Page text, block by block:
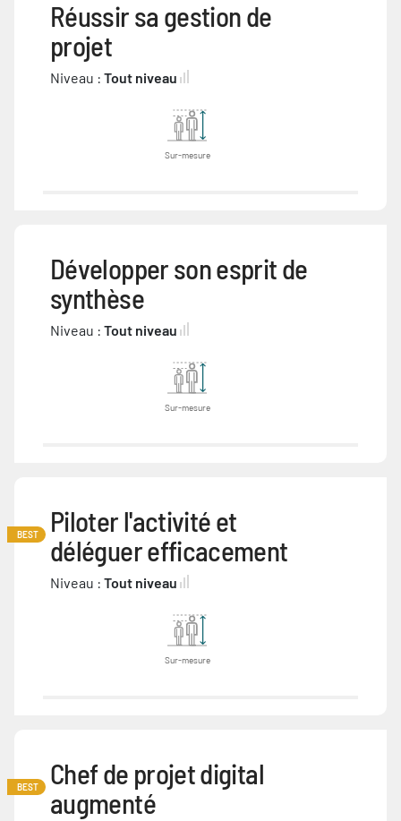
Réussir sa gestion de
projet
Niveau : Tout niveau
Sur-mesure
Développer son esprit de
synthèse
Niveau : Tout niveau
Sur-mesure
BEST
Piloter l'activité et
déléguer efficacement
Niveau : Tout niveau
Sur-mesure
BEST
Chef de projet digital
augmenté